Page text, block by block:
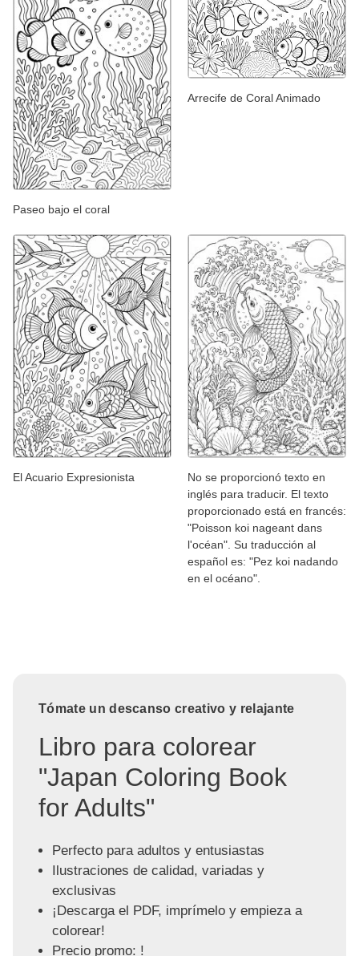
Paseo bajo el coral
Arrecife de Coral Animado
El Acuario Expresionista
No se proporcionó texto en
inglés para traducir. El texto
proporcionado está en francés:
"Poisson koi nageant dans
l'océan". Su traducción al
español es: "Pez koi nadando
en el océano".
Tómate un descanso creativo y relajante
Libro para colorear
"Japan Coloring Book
for Adults"
Perfecto para adultos y entusiastas
Ilustraciones de calidad, variadas y
exclusivas
¡Descarga el PDF, imprímelo y empieza a
colorear!
Precio promo: !